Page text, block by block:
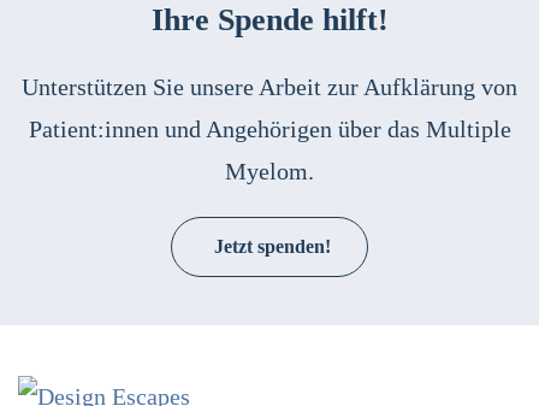
Ihre Spende hilft!
Unterstützen Sie unsere Arbeit zur Aufklärung von
Patient:innen und Angehörigen über das Multiple
Myelom.
Jetzt spenden!